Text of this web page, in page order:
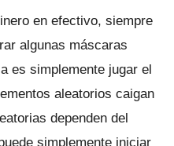
en efectivo, siempre
algunas máscaras
es simplemente jugar el
aleatorios caigan
dependen del
simplemente iniciar